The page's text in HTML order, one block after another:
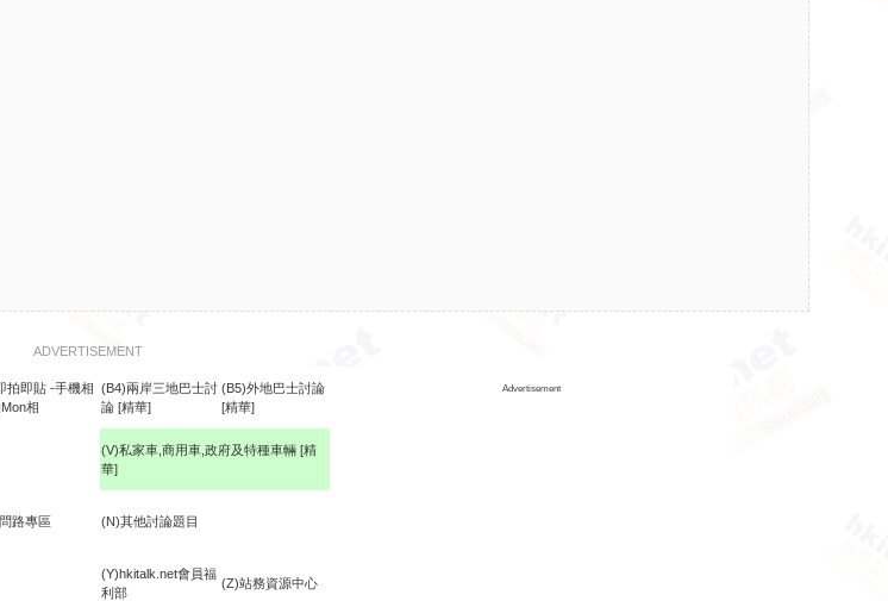
ADVERTISEMENT
拍即貼 -手機相
相
(B4)兩岸三地巴士討
論 [精華]
(B5)外地巴士討論
[精華]
Advertisement
(V)私家車,商用車,政府及特種車輛 [精
華]
路專區 (N)其他討論題目
(Y)hkitalk.net會員福
利部
(Z)站務資源中心